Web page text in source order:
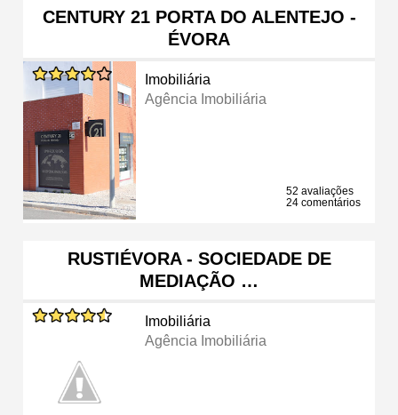
CENTURY 21 PORTA DO ALENTEJO -
ÉVORA
Imobiliária
Agência Imobiliária
52 avaliações
24 comentários
RUSTIÉVORA - SOCIEDADE DE
MEDIAÇÃO …
Imobiliária
Agência Imobiliária